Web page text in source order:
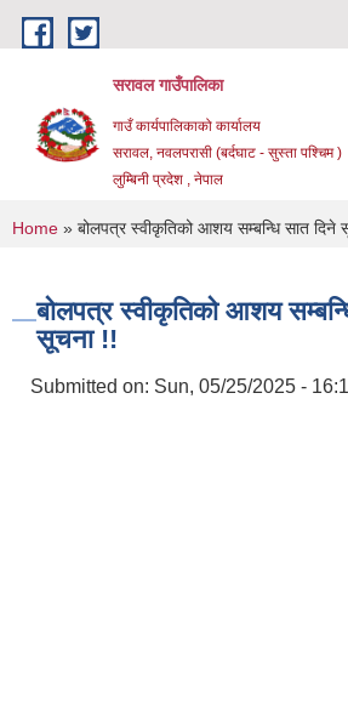
Skip to main content
सरावल गाउँपालिका
गाउँ कार्यपालिकाको कार्यालय
सरावल, नवलपरासी (बर्दघाट - सुस्ता पश्चिम )
लुम्बिनी प्रदेश , नेपाल
You are here
Home » बोलपत्र स्वीकृतिको आशय सम्बन्धि सात दिने
बोलपत्र स्वीकृतिको आशय
सूचना !!
Submitted on: Sun, 05/25/2025 -